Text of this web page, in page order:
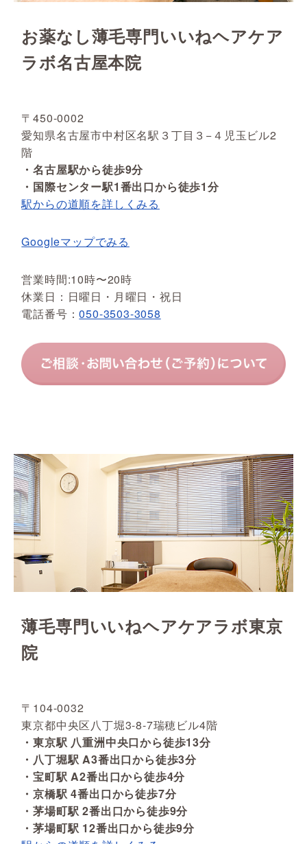
お薬なし薄毛専門いいねヘアケア
ラボ名古屋本院
〒450-0002
愛知県名古屋市中村区名駅３丁目３−４児玉ビル2
階
・名古屋駅から徒歩9分
・国際センター駅1番出口から徒歩1分
駅からの道順を詳しくみる
Googleマップでみる
営業時間:10時〜20時
休業日：日曜日・月曜日・祝日
電話番号：050-3503-3058
薄毛専門いいねヘアケアラボ東京
院
〒104-0032
東京都中央区八丁堀3-8-7瑞穂ビル4階
・東京駅 八重洲中央口から徒歩13分
・八丁堀駅 A3番出口から徒歩3分
・宝町駅 A2番出口から徒歩4分
・京橋駅 4番出口から徒歩7分
・茅場町駅 2番出口から徒歩9分
・茅場町駅 12番出口から徒歩9分